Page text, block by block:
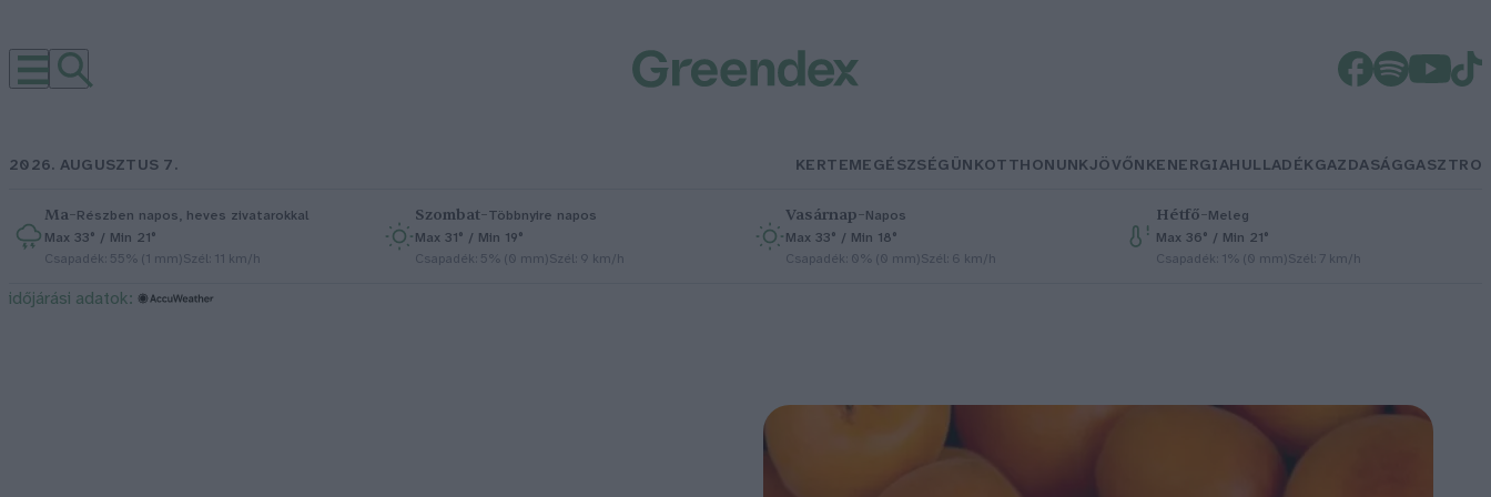
2026. AUGUSZTUS 7. KERTEMEGÉSZSÉGÜNKOTTHONUNKJÖVŐNKENERGIAHULLADÉKGAZDASÁGGASZTRO
Ma–Részben napos, heves zivatarokkal
Max 33° / Min 21°
Csapadék: 55% (1 mm)Szél: 11 km/h
Szombat–Többnyire napos
Max 31° / Min 19°
Csapadék: 5% (0 mm)Szél: 9 km/h
Vasárnap–Napos
Max 33° / Min 18°
Csapadék: 0% (0 mm)Szél: 6 km/h
Hétfő–Meleg
Max 36° / Min 21°
Csapadék: 1% (0 mm)Szél: 7 km/h
időjárási adatok: